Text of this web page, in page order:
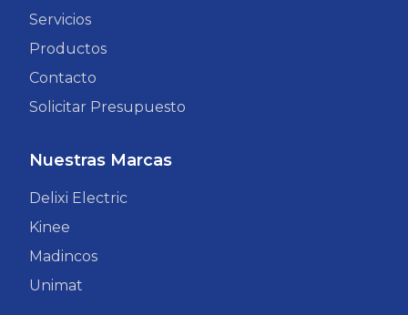
Servicios
Productos
Contacto
Solicitar Presupuesto
Nuestras Marcas
Delixi Electric
Kinee
Madincos
Unimat